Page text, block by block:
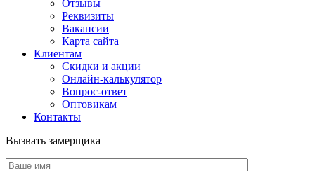
Отзывы
Реквизиты
Вакансии
Карта сайта
Клиентам
Скидки и акции
Онлайн-калькулятор
Вопрос-ответ
Оптовикам
Контакты
Вызвать замерщика